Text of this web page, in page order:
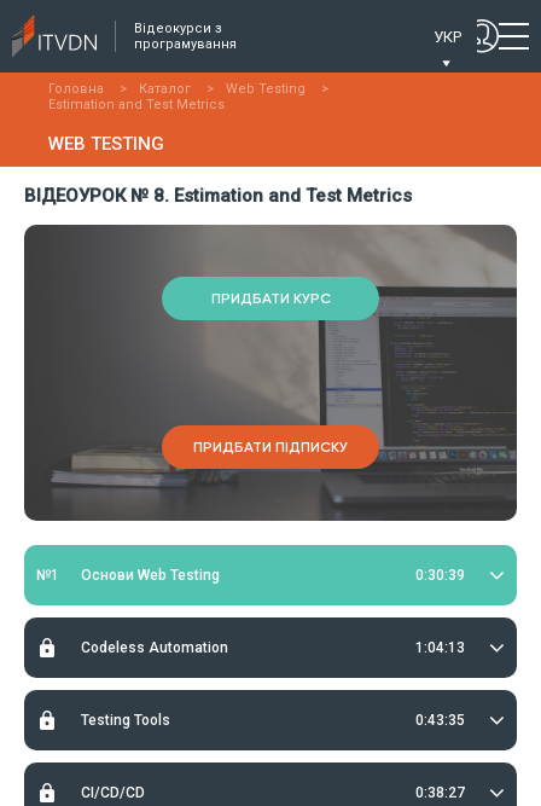
Відеокурси з
програмування
УКР
Головна > Каталог > Web Testing
>
Estimation and Test Metrics
WEB TESTING
ВІДЕОУРОК № 8. Estimation and Test Metrics
ПРИДБАТИ КУРС
ПРИДБАТИ ПІДПИСКУ
№1 Основи Web Testing 0:30:39
Codeless Automation 1:04:13
Testing Tools 0:43:35
CI/CD/CD 0:38:27